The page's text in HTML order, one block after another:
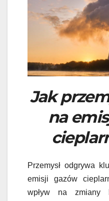
Jak
na
Przemysł odgrywa
emisji gazów
wpływ na zmiany